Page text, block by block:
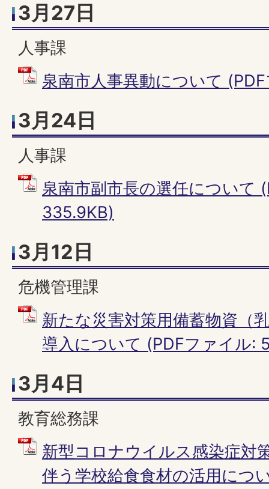
3月27日
人事課
泉南市人事異動について
3月24日
人事課
泉南市副市長の選任について
335.9KB)
3月12日
危機管理課
新たな災害対策用備蓄物資（
導入について (PDFファイル:
3月4日
教育総務課
新型コロナウイルス感染症対
伴う学校給食食材の活用につ